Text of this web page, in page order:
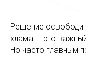
Решение
хлама — это
Но часто главным